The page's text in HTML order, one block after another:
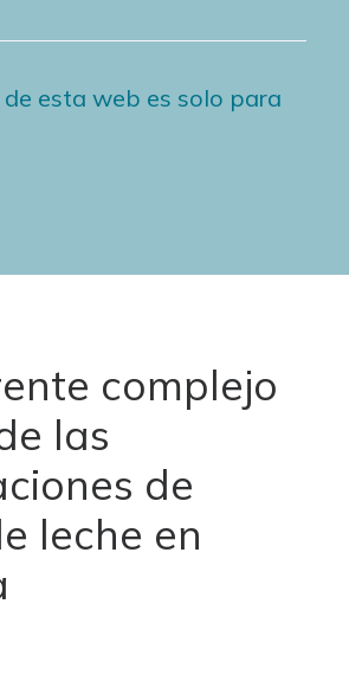
esta web es solo para
complejo
las
de
leche en